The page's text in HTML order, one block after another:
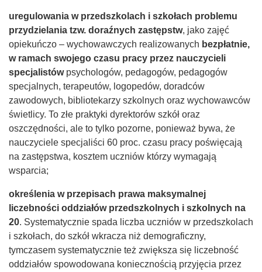
uregulowania w przedszkolach i szkołach problemu
przydzielania tzw. doraźnych zastępstw, jako zajęć
opiekuńczo – wychowawczych realizowanych bezpłatnie,
w ramach swojego czasu pracy przez nauczycieli
specjalistów psychologów, pedagogów, pedagogów
specjalnych, terapeutów, logopedów, doradców
zawodowych, bibliotekarzy szkolnych oraz wychowawców
świetlicy. To złe praktyki dyrektorów szkół oraz
oszczędności, ale to tylko pozorne, ponieważ bywa, że
nauczyciele specjaliści 60 proc. czasu pracy poświęcają
na zastępstwa, kosztem uczniów którzy wymagają
wsparcia;
określenia w przepisach prawa maksymalnej
liczebności oddziałów przedszkolnych i szkolnych na
20. Systematycznie spada liczba uczniów w przedszkolach
i szkołach, do szkół wkracza niż demograficzny,
tymczasem systematycznie też zwiększa się liczebność
oddziałów spowodowana koniecznością przyjęcia przez